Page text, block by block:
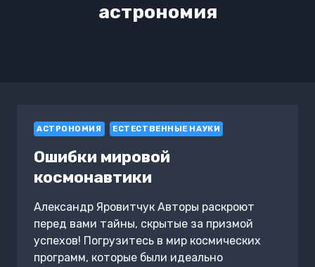
астрономия
АСТРОНОМИЯ ЕСТЕСТВЕННЫЕ НАУКИ
Ошибки мировой
космонавтики
Александр Яровитчук Авторы раскроют
перед вами тайны, скрытые за призмой
успехов! Погрузитесь в мир космических
программ, которые были идеально